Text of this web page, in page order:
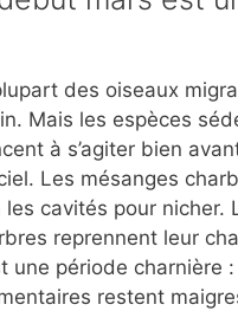
des oiseaux
Mais les espèces
à s’agiter bien
Les mésanges
cavités pour nicher.
reprennent leur
une période charnière
restent